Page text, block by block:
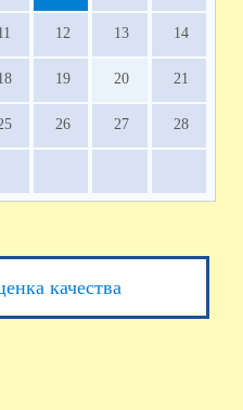
12 13 14
19 20 21
26 27 28
качества